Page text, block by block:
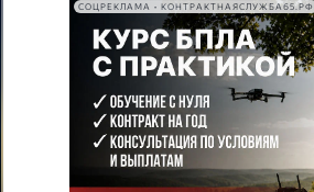
СОЦРЕКЛАМА • КОНТРАКТНАЯСЛУЖБА65.РФ